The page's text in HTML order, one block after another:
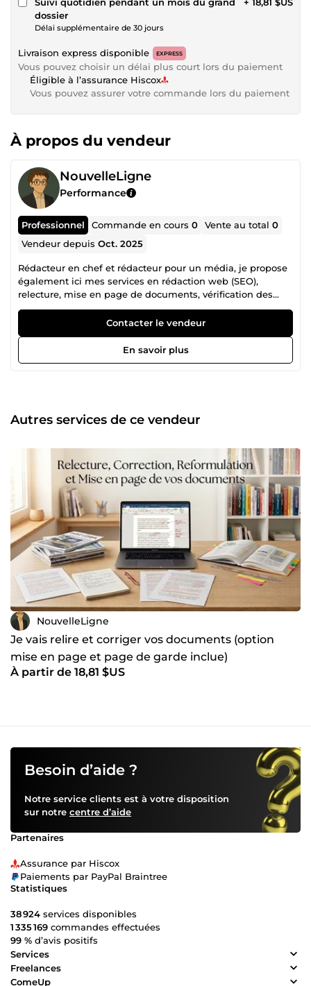
dossier
Délai supplémentaire de 30 jours
Livraison express disponible EXPRESS
Vous pouvez choisir un délai plus court lors du paiement
Éligible à l’assurance Hiscox
Vous pouvez assurer votre commande lors du paiement
À propos du vendeur
NouvelleLigne
Performance
Professionnel Commande en cours0 Vente au total0
Vendeur depuisOct. 2025
Rédacteur en chef et rédacteur pour un média, je propose
également ici mes services en rédaction web (SEO),
relecture, mise en page de documents, vérification des
sources et des informations, ainsi qu’en design sur Canva.
Contacter le vendeur
En savoir plus
Autres services de ce vendeur
NouvelleLigne
Je vais relire et corriger vos documents (option
mise en page et page de garde inclue)
À partir de 18,81 $US
Besoin d’aide ?
Notre service clients est à votre disposition
sur notre centre d’aide
Partenaires
Assurance par Hiscox
Paiements par PayPal Braintree
Statistiques
38 924 services disponibles
1 335 169 commandes effectuées
99 % d’avis positifs
Services
Freelances
ComeUp